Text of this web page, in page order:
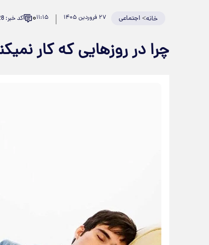
خانه>اجتماعی ۲۷ فروردین ۱۴۰۵ ۱۱:۱۵۰ کد خبر: 979528
چرا در روزهایی که کار